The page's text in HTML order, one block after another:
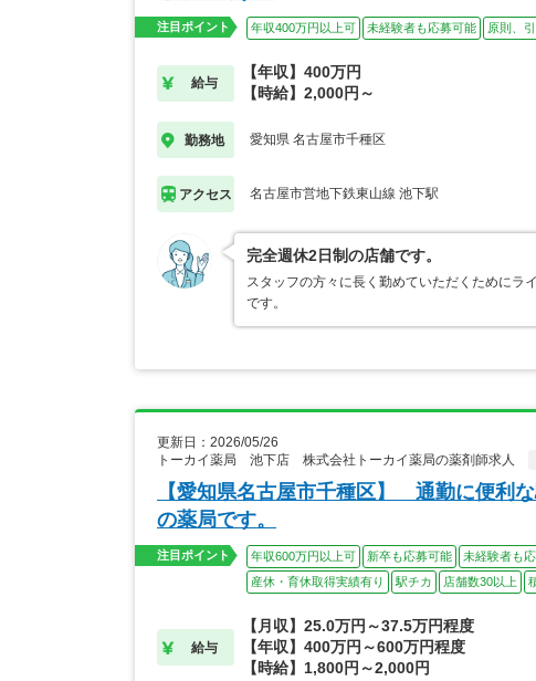
注目ポイント 年収400万円以上可 未経験者も応募可能 原則、
給与
【年収】400万円
【時給】2,000円～
勤務地 愛知県 名古屋市千種区
アクセス 名古屋市営地下鉄東山線 池下駅
完全週休2日制の店舗です。
スタッフの方々に長く勤めていただくためにラ
です。
更新日：2026/05/26
トーカイ薬局 池下店 株式会社トーカイ薬局の薬剤師求人
【愛知県名古屋市千種区】 通勤に便利
の薬局です。
注目ポイント 年収600万円以上可 新卒も応募可能 未経験者も
産休・育休取得実績有り
駅チカ 店舗数30以上
給与
【月収】25.0万円～37.5万円程度
【年収】400万円～600万円程度
【時給】1,800円～2,000円